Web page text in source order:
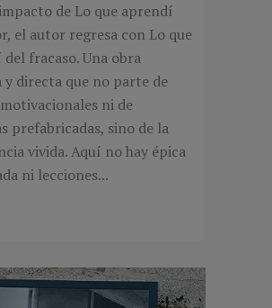
de Lo que aprendí
el autor regresa con Lo que
fracaso. Una obra
y directa que no parte de
ni de
prefabricadas, sino de la
vivida. Aquí no hay épica
ni lecciones...